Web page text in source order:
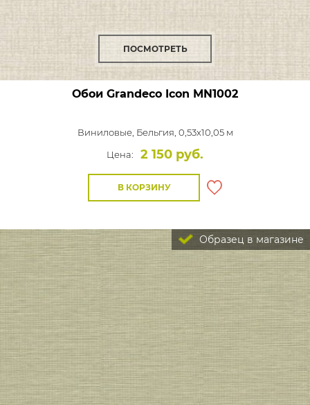
ПОСМОТРЕТЬ
Обои Grandeco Icon MN1002
Виниловые, Бельгия, 0,53x10,05 м
Цена:
2 150 руб.
В КОРЗИНУ
Образец в магазине